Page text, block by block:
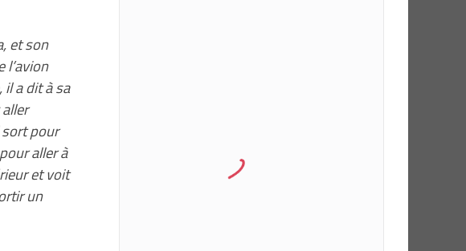
et son
l’avion
il a dit à sa
sort pour
aller à
et voit
un